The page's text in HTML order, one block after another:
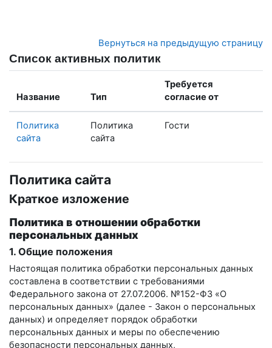
Вернуться на предыдущую страницу
Список активных политик
Название Тип
Требуется
согласие от
Политика
сайта
Политика
сайта
Гости
Политика сайта
Краткое изложение
Политика в отношении обработки
персональных данных
1. Общие положения
Настоящая политика обработки персональных данных
составлена в соответствии с требованиями
Федерального закона от 27.07.2006. №152-ФЗ «О
персональных данных» (далее - Закон о персональных
данных) и определяет порядок обработки
персональных данных и меры по обеспечению
безопасности персональных данных,